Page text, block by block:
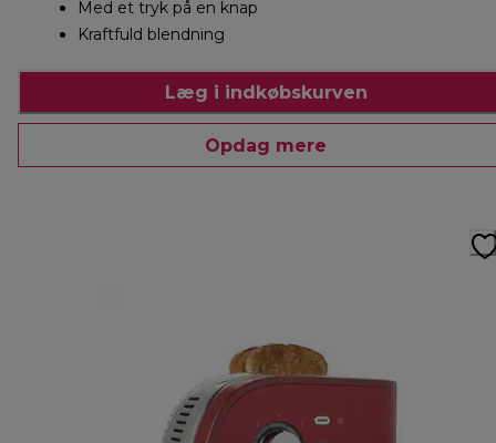
Med et tryk på en knap
Kraftfuld blendning
Læg i indkøbskurven
Opdag mere